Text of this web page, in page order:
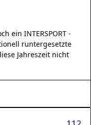
ein INTERSPORT -
runtergesetzte
Jahreszeit nicht